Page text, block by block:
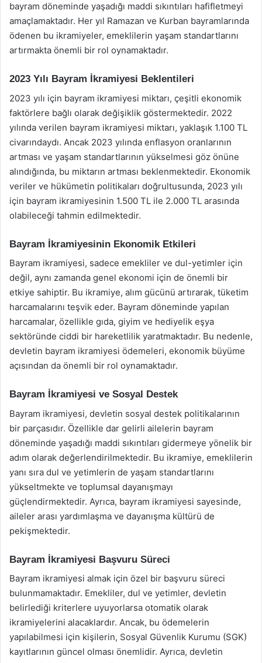
bayram döneminde yaşadığı maddi sıkıntıları hafifletmeyi
amaçlamaktadır. Her yıl Ramazan ve Kurban bayramlarında
ödenen bu ikramiyeler, emeklilerin yaşam standartlarını
artırmakta önemli bir rol oynamaktadır.
2023 Yılı Bayram İkramiyesi Beklentileri
2023 yılı için bayram ikramiyesi miktarı, çeşitli ekonomik
faktörlere bağlı olarak değişiklik göstermektedir. 2022
yılında verilen bayram ikramiyesi miktarı, yaklaşık 1.100 TL
civarındaydı. Ancak 2023 yılında enflasyon oranlarının
artması ve yaşam standartlarının yükselmesi göz önüne
alındığında, bu miktarın artması beklenmektedir. Ekonomik
veriler ve hükümetin politikaları doğrultusunda, 2023 yılı
için bayram ikramiyesinin 1.500 TL ile 2.000 TL arasında
olabileceği tahmin edilmektedir.
Bayram İkramiyesinin Ekonomik Etkileri
Bayram ikramiyesi, sadece emekliler ve dul-yetimler için
değil, aynı zamanda genel ekonomi için de önemli bir
etkiye sahiptir. Bu ikramiye, alım gücünü artırarak, tüketim
harcamalarını teşvik eder. Bayram döneminde yapılan
harcamalar, özellikle gıda, giyim ve hediyelik eşya
sektöründe ciddi bir hareketlilik yaratmaktadır. Bu nedenle,
devletin bayram ikramiyesi ödemeleri, ekonomik büyüme
açısından da önemli bir rol oynamaktadır.
Bayram İkramiyesi ve Sosyal Destek
Bayram ikramiyesi, devletin sosyal destek politikalarının
bir parçasıdır. Özellikle dar gelirli ailelerin bayram
döneminde yaşadığı maddi sıkıntıları gidermeye yönelik bir
adım olarak değerlendirilmektedir. Bu ikramiye, emeklilerin
yanı sıra dul ve yetimlerin de yaşam standartlarını
yükseltmekte ve toplumsal dayanışmayı
güçlendirmektedir. Ayrıca, bayram ikramiyesi sayesinde,
aileler arası yardımlaşma ve dayanışma kültürü de
pekişmektedir.
Bayram İkramiyesi Başvuru Süreci
Bayram ikramiyesi almak için özel bir başvuru süreci
bulunmamaktadır. Emekliler, dul ve yetimler, devletin
belirlediği kriterlere uyuyorlarsa otomatik olarak
ikramiyelerini alacaklardır. Ancak, bu ödemelerin
yapılabilmesi için kişilerin, Sosyal Güvenlik Kurumu (SGK)
kayıtlarının güncel olması önemlidir. Ayrıca, devletin